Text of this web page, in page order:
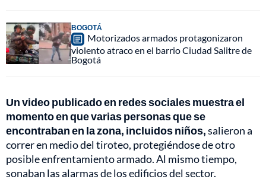
BOGOTÁ
Motorizados armados protagonizaron
violento atraco en el barrio Ciudad Salitre de
Bogotá
Un video publicado en redes sociales muestra el
momento en que varias personas que se
encontraban en la zona, incluidos niños,salieron a
correr en medio del tiroteo, protegiéndose de otro
posible enfrentamiento armado. Al mismo tiempo,
sonaban las alarmas de los edificios del sector.